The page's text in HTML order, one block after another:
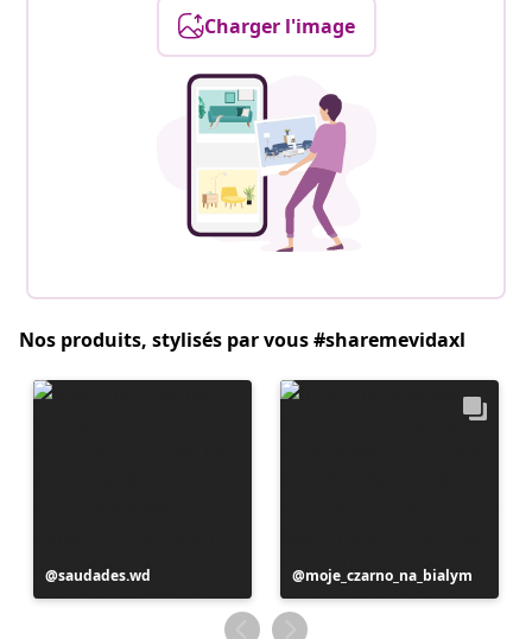
Charger l'image
Nos produits, stylisés par vous #sharemevidaxl
Publication
publiée
saudades.wd
Publication
publiée
par
moje_czarno_na_bialym